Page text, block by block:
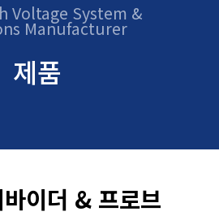
Voltage System &
Manufacturer
제품
이더 & 프로브